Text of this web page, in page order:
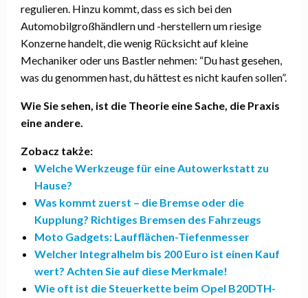
regulieren. Hinzu kommt, dass es sich bei den
Automobilgroßhändlern und -herstellern um riesige
Konzerne handelt, die wenig Rücksicht auf kleine
Mechaniker oder uns Bastler nehmen: “Du hast gesehen,
was du genommen hast, du hättest es nicht kaufen sollen”.
Wie Sie sehen, ist die Theorie eine Sache, die Praxis
eine andere.
Zobacz także:
Welche Werkzeuge für eine Autowerkstatt zu
Hause?
Was kommt zuerst – die Bremse oder die
Kupplung? Richtiges Bremsen des Fahrzeugs
Moto Gadgets: Laufflächen-Tiefenmesser
Welcher Integralhelm bis 200 Euro ist einen Kauf
wert? Achten Sie auf diese Merkmale!
Wie oft ist die Steuerkette beim Opel B20DTH-